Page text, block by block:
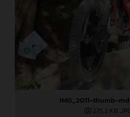
IMG_2011-thumb-
275,2 KB